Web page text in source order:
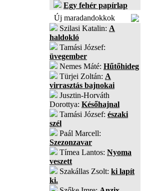
Egy fehér papírlap
Új maradandokkok
Szilasi Katalin: A
haldokló
Tamási József:
üvegember
Nemes Máté: Hűtőhideg
Türjei Zoltán: A
virrasztás bajnokai
Jusztin-Horváth
Dorottya: Későhajnal
Tamási József: északi
szél
Paál Marcell:
Szezonzavar
Tímea Lantos: Nyoma
veszett
Szakállas Zsolt: ki lapít
ki.